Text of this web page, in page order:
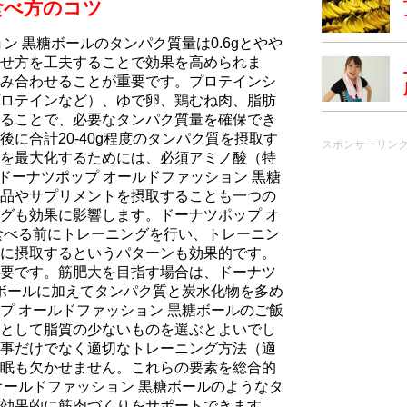
方のコツ
黒糖ボールのタンパク質量は0.6gとやや
方を工夫することで効果を高められま
合わせることが重要です。プロテインシ
テインなど）、ゆで卵、鶏むね肉、脂肪
ことで、必要なタンパク質量を確保でき
に合計20-40g程度のタンパク質を摂取す
最大化するためには、必須アミノ酸（特
ーナツポップ オールドファッション 黒糖
やサプリメントを摂取することも一つの
も効果に影響します。ドーナツポップ オ
る前にトレーニングを行い、トレーニン
摂取するというパターンも効果的です。
です。筋肥大を目指す場合は、ドーナツ
ルに加えてタンパク質と炭水化物を多め
オールドファッション 黒糖ボールのご飯
して脂質の少ないものを選ぶとよいでし
だけでなく適切なトレーニング方法（適
も欠かせません。これらの要素を総合的
ルドファッション 黒糖ボールのようなタ
スポンサーリン